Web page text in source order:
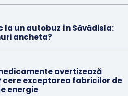
la un autobuz în Săvădisla:
ancheta?
avertizează
cere exceptarea fabricilor de
energie